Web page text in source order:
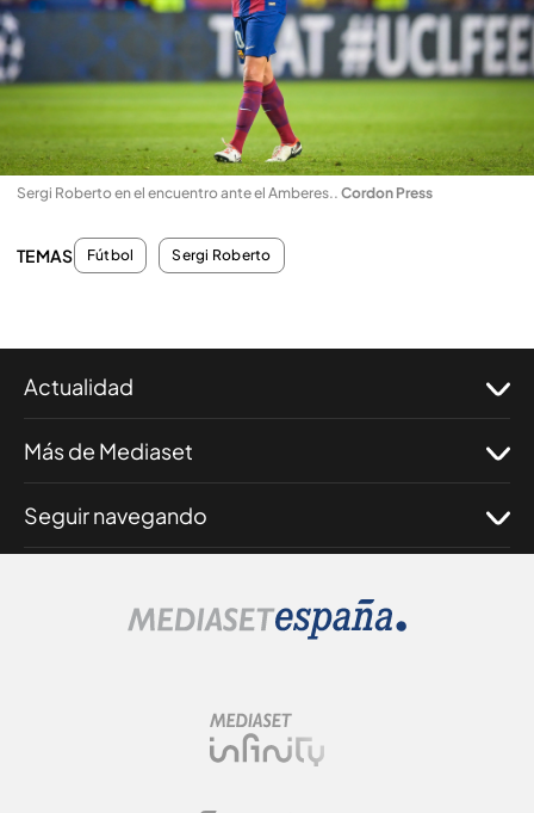
Sergi Roberto en el encuentro ante el Amberes.. Cordon Press
TEMAS Fútbol Sergi Roberto
Actualidad
Más de Mediaset
Seguir navegando